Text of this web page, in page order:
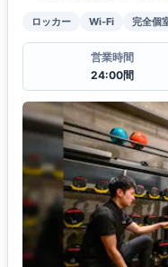
ロッカー Wi-Fi 完全個
営業時間
24:00間